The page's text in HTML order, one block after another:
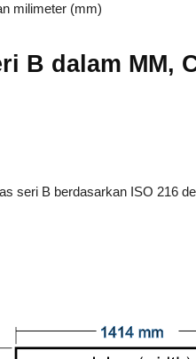
milimeter (mm)
B dalam MM,
seri B berdasarkan ISO 216